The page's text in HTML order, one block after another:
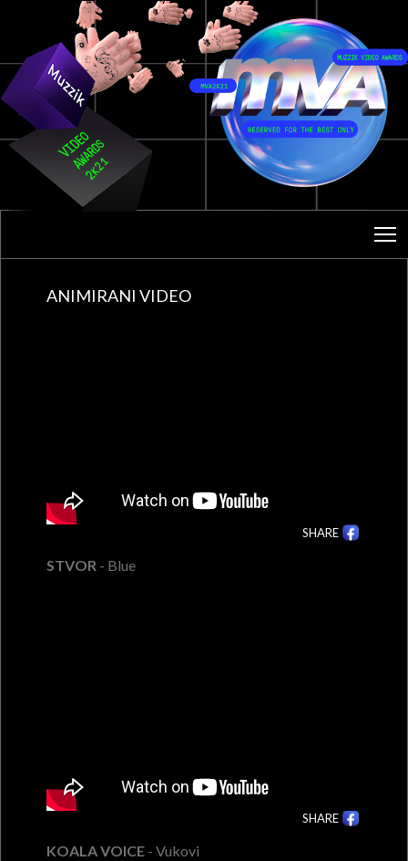
ANIMIRANI VIDEO
SHARE
STVOR - Blue
SHARE
KOALA VOICE - Vukovi